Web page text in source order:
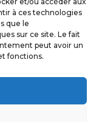
à ces technologies
que le
sur ce site. Le fait
peut avoir un
fonctions.